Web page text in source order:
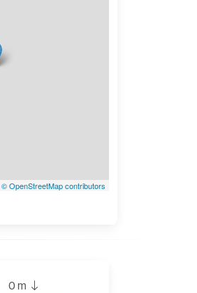
© OpenStreetMap contributors
0 m